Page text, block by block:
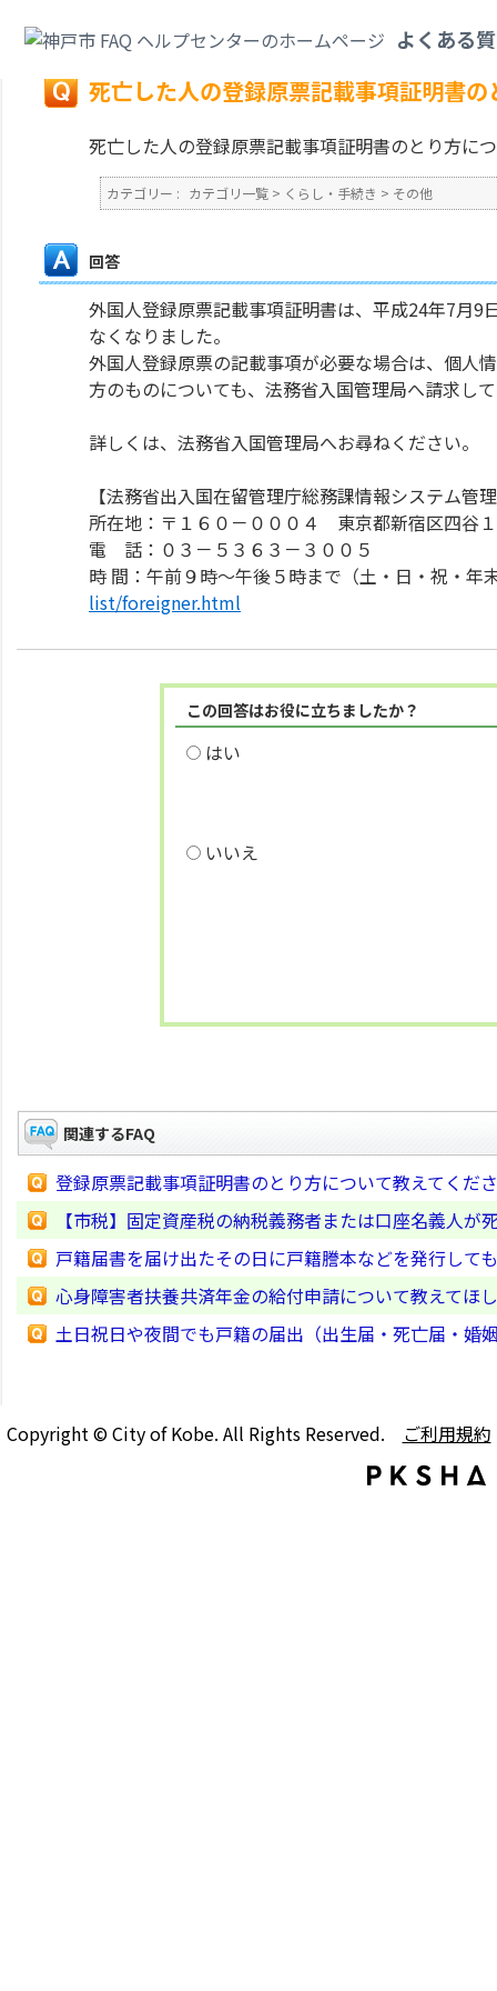
よくある
戻る
死亡した人の登録原票記載事項証明書
死亡した人の登録原票記載事項証明書のとり方に
カテゴリー : カテゴリ一覧 > くらし・手続き > その他
回答
外国人登録原票記載事項証明書は、平成24年7月
なくなりました。
外国人登録原票の記載事項が必要な場合は、個人
方のものについても、法務省入国管理局へ請求し
詳しくは、法務省入国管理局へお尋ねください。
【法務省出入国在留管理庁総務課情報システム管
所在地：〒１６０－０００４ 東京都新宿区四谷
電 話：０３－５３６３－３００５
時 間：午前９時～午後５時まで（土・日・祝・年
list/foreigner.html
この回答はお役に立ちましたか？
はい
いいえ
関連するFAQ
登録原票記載事項証明書のとり方について教えてくだ
【市税】固定資産税の納税義務者または口座名義人
戸籍届書を届け出たその日に戸籍謄本などを発行して
心身障害者扶養共済年金の給付申請について教えてほ
土日祝日や夜間でも戸籍の届出（出生届・死亡届・婚
Copyright © City of Kobe. All Rights Reserved. ご利用規約